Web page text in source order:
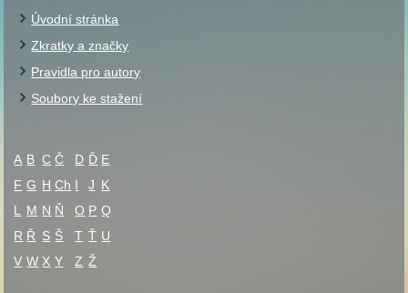
Úvodní stránka
Zkratky a značky
Pravidla pro autory
Soubory ke stažení
A B C Č D Ď E
F G H Ch I J K
L
M N Ň O P Q
R Ř S Š T Ť U
V W X Y Z Ž